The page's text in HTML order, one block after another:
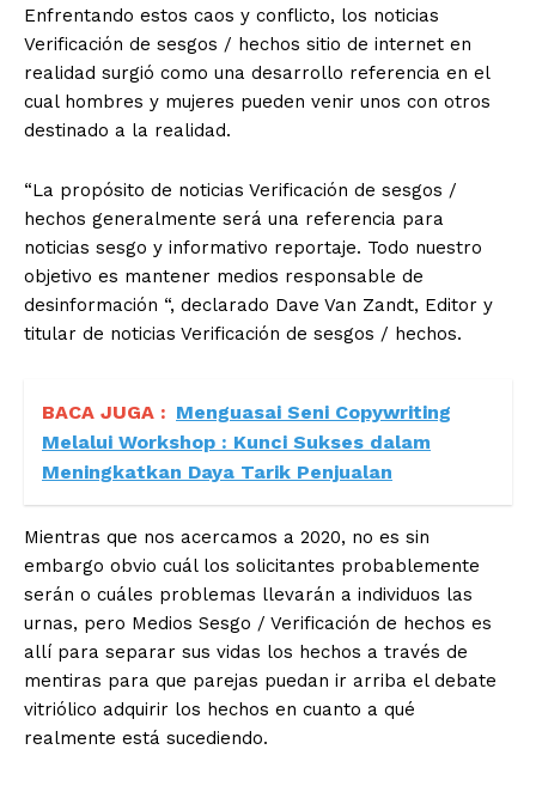
Enfrentando estos caos y conflicto, los noticias
Verificación de sesgos / hechos sitio de internet en
realidad surgió como una desarrollo referencia en el
cual hombres y mujeres pueden venir unos con otros
destinado a la realidad.
“La propósito de noticias Verificación de sesgos /
hechos generalmente será una referencia para
noticias sesgo y informativo reportaje. Todo nuestro
objetivo es mantener medios responsable de
desinformación “, declarado Dave Van Zandt, Editor y
titular de noticias Verificación de sesgos / hechos.
BACA JUGA : Menguasai Seni Copywriting
Melalui Workshop : Kunci Sukses dalam
Meningkatkan Daya Tarik Penjualan
Mientras que nos acercamos a 2020, no es sin
embargo obvio cuál los solicitantes probablemente
serán o cuáles problemas llevarán a individuos las
urnas, pero Medios Sesgo / Verificación de hechos es
allí para separar sus vidas los hechos a través de
mentiras para que parejas puedan ir arriba el debate
vitriólico adquirir los hechos en cuanto a qué
realmente está sucediendo.